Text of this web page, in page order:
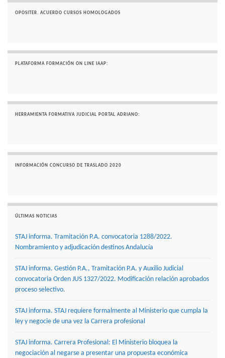
OPOSITER. ACUERDO CURSOS HOMOLOGADOS
PLATAFORMA FORMACIÓN ON LINE IAAP:
HERRAMIENTA FORMATIVA JUDICIAL PORTAL ADRIANO:
INFORMACIÓN CONCURSO DE TRASLADO 2020
ÚLTIMAS NOTICIAS
STAJ informa. Tramitación P.A. convocatoria 1288/2022.
Nombramiento y adjudicación destinos Andalucía
STAJ informa. Gestión P.A., Tramitación P.A. y Auxilio Judicial
convocatoria Orden JUS 1327/2022. Modificación relación aprobados
proceso selectivo.
STAJ informa. STAJ requiere formalmente al Ministerio que cumpla la
ley y negocie de una vez la Carrera profesional
STAJ informa. Carrera Profesional: El Ministerio bloquea la
negociación al negarse a presentar una propuesta económica